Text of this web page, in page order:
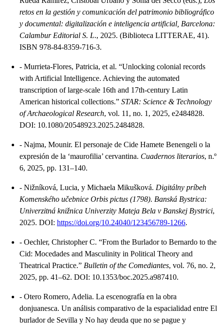
retos en la gestión y comunicación del patrimonio bibliográfico
y documental: digitalización e inteligencia artificial, Barcelona:
Calambur Editorial S. L., 2025. (Biblioteca LITTERAE, 41).
ISBN 978-84-8359-716-3.
- Murrieta-Flores, Patricia, et al. “Unlocking colonial records
with Artificial Intelligence. Achieving the automated
transcription of large-scale 16th and 17th-century Latin
American historical collections.” STAR: Science & Technology
of Archaeological Research, vol. 11, no. 1, 2025, e2484828.
DOI: 10.1080/20548923.2025.2484828.
- Najma, Mounir. El personaje de Cide Hamete Benengeli o la
expresión de la ‘maurofilia’ cervantina. Cuadernos literarios, n.º
6, 2025, pp. 131–140.
- Nižníková, Lucia, y Michaela Mikušková. Digitálny príbeh
Komenského učebnice Orbis pictus (1798). Banská Bystrica:
Univerzitná knižnica Univerzity Mateja Bela v Banskej Bystrici,
2025. DOI: https://doi.org/10.24040/123456789-1266.
- Oechler, Christopher C. “From the Burlador to Bernardo to the
Cid: Mocedades and Masculinity in Political Theory and
Theatrical Practice.” Bulletin of the Comediantes, vol. 76, no. 2,
2025, pp. 41–62. DOI: 10.1353/boc.2025.a987410.
- Otero Romero, Adelia. La escenografía en la obra
donjuanesca. Un análisis comparativo de la espacialidad entre El
burlador de Sevilla y No hay deuda que no se pague y